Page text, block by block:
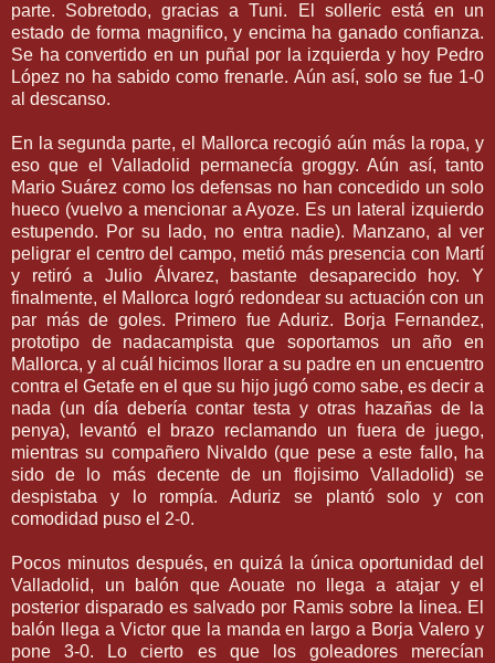
parte. Sobretodo, gracias a Tuni. El sollericestá en un
estado de forma magnifico, y encima ha ganado confianza.
Se ha convertido en un puñal por la izquierda y hoy Pedro
López no ha sabido como frenarle. Aún así, solo se fue 1-0
al descanso.
En la segunda parte, el Mallorcarecogió aún más la ropa, y
eso que elValladolid permanecía groggy. Aún así, tanto
Mario Suárez como los defensas no han concedido un solo
hueco (vuelvo a mencionaraAyoze. Es un lateral izquierdo
estupendo. Por su lado, no entra nadie). Manzano, al ver
peligrar el centro del campo, metió más presencia con Martí
y retiró a Julio Álvarez, bastante desaparecido hoy. Y
finalmente, el Mallorca logró redondear su actuación con un
par más de goles. Primero fue Aduriz. Borja Fernandez,
prototipo de nadacampista que soportamos un año en
Mallorca, y al cuál hicimos llorar a su padre en un encuentro
contra elGetafe en el que su hijo jugó como sabe, es decir a
nada (un día debería contar testa y otras hazañas de la
penya), levantó el brazo reclamando un fuera de juego,
mientras su compañero Nivaldo (que pese a este fallo, ha
sido de lo más decente de un flojisimo Valladolid)se
despistaba y lo rompía.Aduriz se plantó solo y con
comodidad puso el 2-0.
Pocos minutos después, en quizá la única oportunidad del
Valladolid, un balón que Aouate no llega a atajar y el
posterior disparado es salvado por Ramissobre la linea. El
balón llega a Victorque la manda en largo a Borja Valero y
pone 3-0. Lo cierto es que los goleadoresmerecían